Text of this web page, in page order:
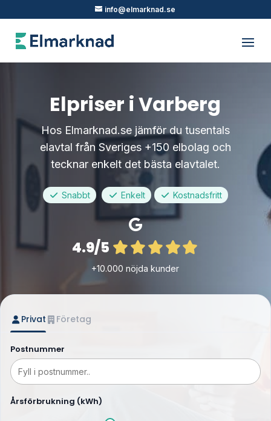
info@elmarknad.se
Elpriser i Varberg
Hos Elmarknad.se jämför du tusentals
elavtal från Sveriges +150 elbolag och
tecknar enkelt det bästa elavtalet.
Snabbt Enkelt Kostnadsfritt
4.9/5
+10.000 nöjda kunder
Privat Företag
Postnummer
Årsförbrukning (kWh)